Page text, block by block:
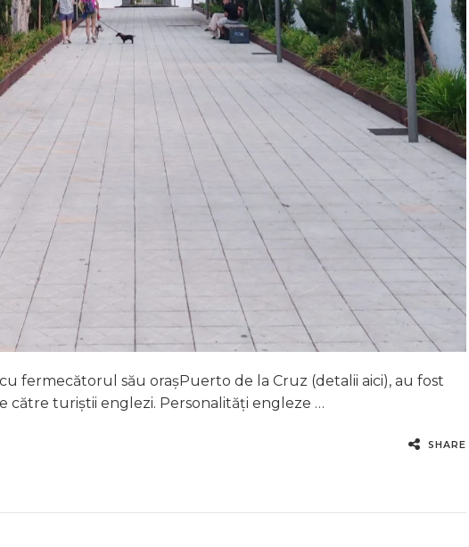
fermecătorul său orașPuerto de la Cruz (detalii aici), au fost
turiștii englezi. Personalități engleze …
SHARE